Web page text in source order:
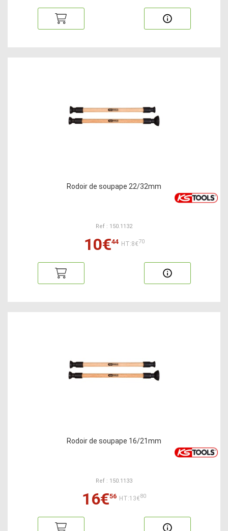
Rodoir de soupape 22/32mm
Ref : 150.1132
10€44 HT:8€70
Rodoir de soupape 16/21mm
Ref : 150.1133
16€56 HT:13€80